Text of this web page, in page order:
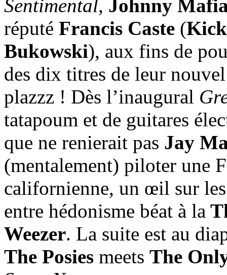
Sentimental, Johnny
réputé Francis Caste (
Bukowski), aux fins de
des dix titres de leur
plazzz ! Dès l’inaugural
tatapoum et de guitares
que ne renierait pas Jay
(mentalement) piloter une
californienne, un œil sur
entre hédonisme béat à la
Weezer. La suite est au
The Posies meets The